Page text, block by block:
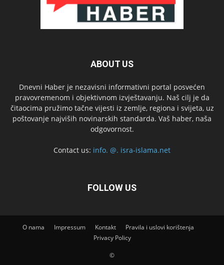
ABOUT US
Dnevni Haber je nezavisni informativni portal posvećen
pravovremenom i objektivnom izvještavanju. Naš cilj je da
čitaocima pružimo tačne vijesti iz zemlje, regiona i svijeta, uz
poštovanje najviših novinarskih standarda. Vaš haber, naša
odgovornost.
Contact us: info. @. isra-islama.net
FOLLOW US
O nama Impressum Kontakt
Pravila i uslovi korištenja
Privacy Policy
©